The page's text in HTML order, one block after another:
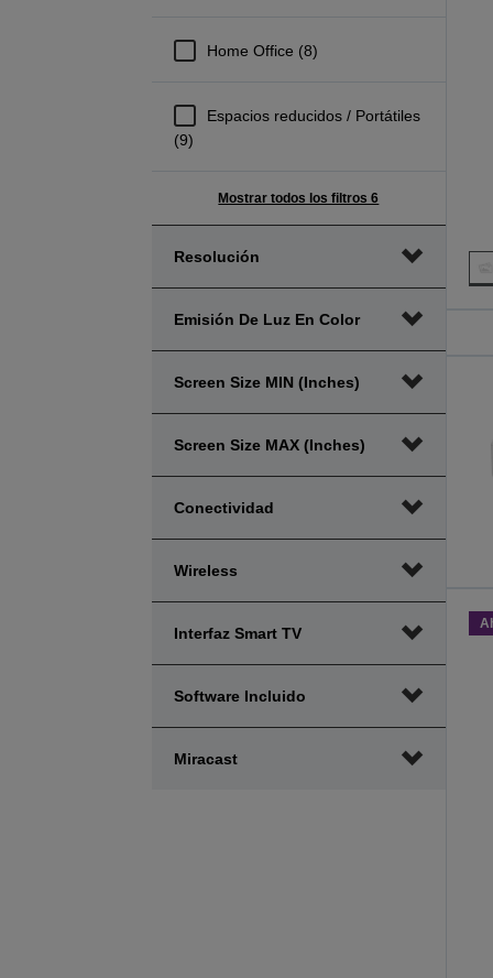
Home Office (8)
Espacios reducidos / Portátiles
(9)
Mostrar todos los filtros 6
Resolución
Emisión De Luz En Color
Screen Size MIN (inches)
Screen Size MAX (inches)
Conectividad
Wireless
Interfaz Smart TV
Software Incluido
Miracast